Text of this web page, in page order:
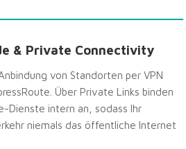
& Private Connectivity
von Standorten per VPN
Über Private Links binden
Dienste intern an, sodass Ihr
niemals das öffentliche Internet